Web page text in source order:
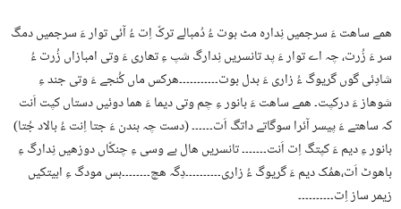
ھمے ساھت ءَ سرجمیں نِدارہ مٹ بوت ءُ دُمبالے ترکّ اِت ءُ آئی توار ءَ سرجمیں دمگ
سر ءَ زُرت، چہ اے توار ءَ پد تانسریں نِدارگ شپ ءِ تھاری ءَ وتی امبازاں زُرت ءُ
شادِئی گوں گریوگ ءُ زاری ءَ بدل بوت۔۔۔۔۔۔۔۔۔۔۔ھرکس ماں کُنجے ءَ وتی جند ءِ
شوھاز ءَ درکپت۔ ھمے ساھت ءَ بانور ءِ چم وتی دیما ءَ ھما دوئیں دستاں کپت اَنت
کہ ساھتے ءَ پیسر آئرا سوگاتے داتگ اَت۔۔۔۔۔۔ (دست چہ بندن ءَ جتا اِنت ءُ بالاد جُتا)
بانور ءِ دیم ءَ کپتگ اِت اَنت۔۔۔۔۔۔۔ تانسریں ھال بے وسی ءِ چنکّاں دوزھیں نِدارگ ءِ
باھوٹ اَت،ھمُک دیم ءَ گریوگ ءُ زاری۔۔۔۔۔۔۔۔۔۔دِگہ ھچ۔۔۔۔۔۔۔۔بس مودگ ءِ ابیتکیں
زیمر ساز اِت۔۔۔۔۔۔۔۔۔۔